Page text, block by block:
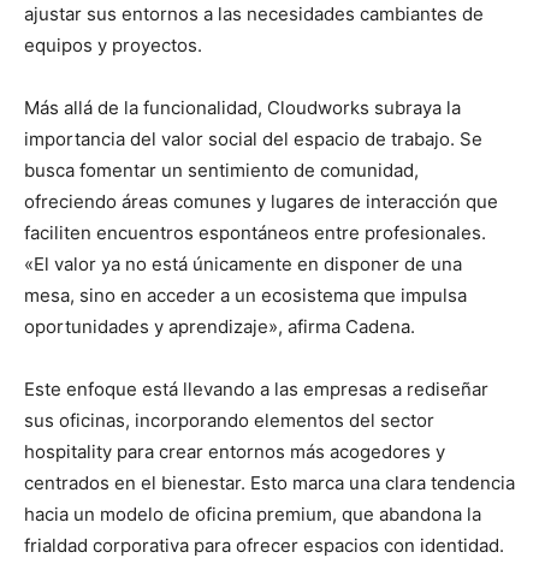
ajustar sus entornos a las necesidades cambiantes de
equipos y proyectos.
Más allá de la funcionalidad, Cloudworks subraya la
importancia del valor social del espacio de trabajo. Se
busca fomentar un sentimiento de comunidad,
ofreciendo áreas comunes y lugares de interacción que
faciliten encuentros espontáneos entre profesionales.
«El valor ya no está únicamente en disponer de una
mesa, sino en acceder a un ecosistema que impulsa
oportunidades y aprendizaje», afirma Cadena.
Este enfoque está llevando a las empresas a rediseñar
sus oficinas, incorporando elementos del sector
hospitality para crear entornos más acogedores y
centrados en el bienestar. Esto marca una clara tendencia
hacia un modelo de oficina premium, que abandona la
frialdad corporativa para ofrecer espacios con identidad.